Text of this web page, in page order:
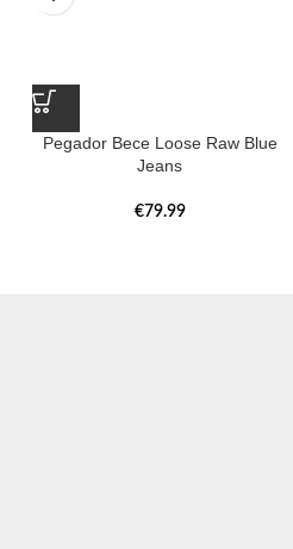
Pegador Bece Loose Raw Blue
Jeans
€79.99